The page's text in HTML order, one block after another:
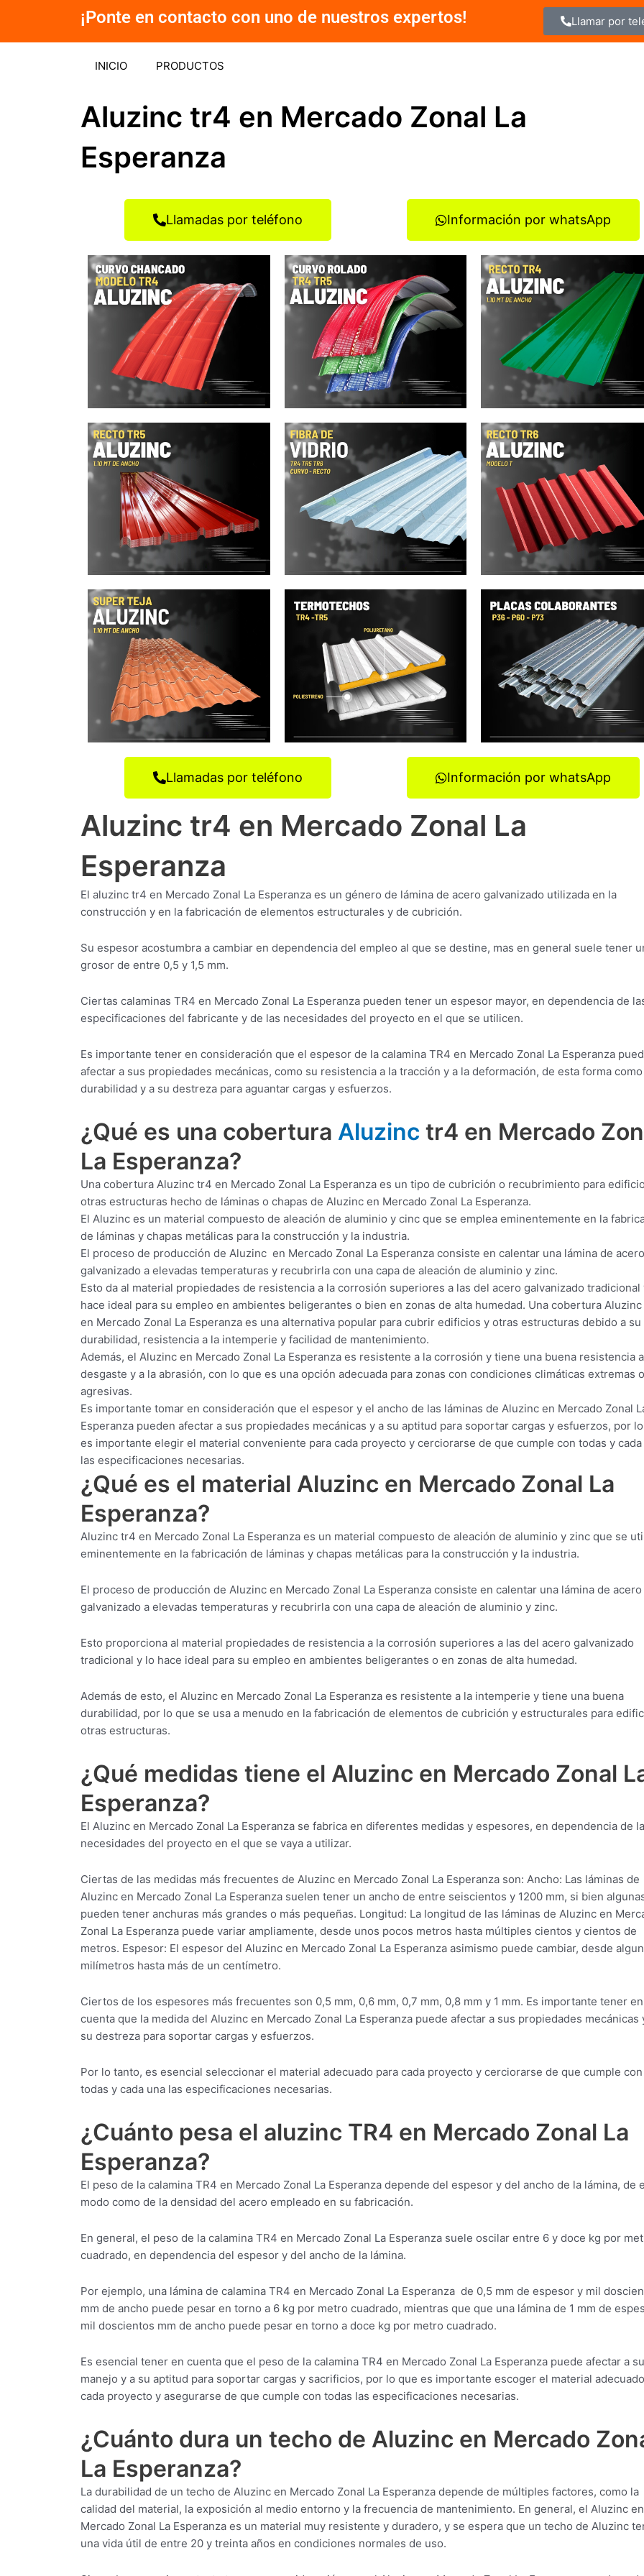
contenido
¡Ponte en contacto con uno de nuestros expertos! Llamar por
INICIO PRODUCTOS
Aluzinc tr4 en Mercado Zonal La
Esperanza
Llamadas por teléfono Información por whatsApp
Llamadas por teléfono Información por whatsApp
Aluzinc tr4 en Mercado Zonal La
Esperanza
El aluzinc tr4 en Mercado Zonal La Esperanza es un género de lámina de acero galvanizado utilizada en la
construcción y en la fabricación de elementos estructurales y de cubrición.
Su espesor acostumbra a cambiar en dependencia del empleo al que se destine, mas en general suele tener
grosor de entre 0,5 y 1,5 mm.
Ciertas calaminas TR4 en Mercado Zonal La Esperanza pueden tener un espesor mayor, en dependencia de
especificaciones del fabricante y de las necesidades del proyecto en el que se utilicen.
Es importante tener en consideración que el espesor de la calamina TR4 en Mercado Zonal La Esperanza
afectar a sus propiedades mecánicas, como su resistencia a la tracción y a la deformación, de esta forma
durabilidad y a su destreza para aguantar cargas y esfuerzos.
¿Qué es una cobertura Aluzinc tr4 en Mercado
La Esperanza?
Una cobertura Aluzinc tr4 en Mercado Zonal La Esperanza es un tipo de cubrición o recubrimiento para
otras estructuras hecho de láminas o chapas de Aluzinc en Mercado Zonal La Esperanza.
El Aluzinc es un material compuesto de aleación de aluminio y cinc que se emplea eminentemente en la
de láminas y chapas metálicas para la construcción y la industria.
El proceso de producción de Aluzinc en Mercado Zonal La Esperanza consiste en calentar una lámina de acero
galvanizado a elevadas temperaturas y recubrirla con una capa de aleación de aluminio y zinc.
Esto da al material propiedades de resistencia a la corrosión superiores a las del acero galvanizado tradicional
hace ideal para su empleo en ambientes beligerantes o bien en zonas de alta humedad. Una cobertura
en Mercado Zonal La Esperanza es una alternativa popular para cubrir edificios y otras estructuras debido a su
durabilidad, resistencia a la intemperie y facilidad de mantenimiento.
Además, el Aluzinc en Mercado Zonal La Esperanza es resistente a la corrosión y tiene una buena resistencia
desgaste y a la abrasión, con lo que es una opción adecuada para zonas con condiciones climáticas extremas
agresivas.
Es importante tomar en consideración que el espesor y el ancho de las láminas de Aluzinc en Mercado Zonal
Esperanza pueden afectar a sus propiedades mecánicas y a su aptitud para soportar cargas y esfuerzos, por
es importante elegir el material conveniente para cada proyecto y cerciorarse de que cumple con todas y cada
las especificaciones necesarias.
¿Qué es el material Aluzinc en Mercado Zonal La
Esperanza?
Aluzinc tr4 en Mercado Zonal La Esperanza es un material compuesto de aleación de aluminio y zinc que se
eminentemente en la fabricación de láminas y chapas metálicas para la construcción y la industria.
El proceso de producción de Aluzinc en Mercado Zonal La Esperanza consiste en calentar una lámina de acero
galvanizado a elevadas temperaturas y recubrirla con una capa de aleación de aluminio y zinc.
Esto proporciona al material propiedades de resistencia a la corrosión superiores a las del acero galvanizado
tradicional y lo hace ideal para su empleo en ambientes beligerantes o en zonas de alta humedad.
Además de esto, el Aluzinc en Mercado Zonal La Esperanza es resistente a la intemperie y tiene una buena
durabilidad, por lo que se usa a menudo en la fabricación de elementos de cubrición y estructurales para
otras estructuras.
¿Qué medidas tiene el Aluzinc en Mercado Zonal
Esperanza?
El Aluzinc en Mercado Zonal La Esperanza se fabrica en diferentes medidas y espesores, en dependencia de
necesidades del proyecto en el que se vaya a utilizar.
Ciertas de las medidas más frecuentes de Aluzinc en Mercado Zonal La Esperanza son: Ancho: Las láminas de
Aluzinc en Mercado Zonal La Esperanza suelen tener un ancho de entre seiscientos y 1200 mm, si bien
pueden tener anchuras más grandes o más pequeñas. Longitud: La longitud de las láminas de Aluzinc en
Zonal La Esperanza puede variar ampliamente, desde unos pocos metros hasta múltiples cientos y cientos de
metros. Espesor: El espesor del Aluzinc en Mercado Zonal La Esperanza asimismo puede cambiar, desde
milímetros hasta más de un centímetro.
Ciertos de los espesores más frecuentes son 0,5 mm, 0,6 mm, 0,7 mm, 0,8 mm y 1 mm. Es importante tener en
cuenta que la medida del Aluzinc en Mercado Zonal La Esperanza puede afectar a sus propiedades mecánicas
su destreza para soportar cargas y esfuerzos.
Por lo tanto, es esencial seleccionar el material adecuado para cada proyecto y cerciorarse de que cumple con
todas y cada una las especificaciones necesarias.
¿Cuánto pesa el aluzinc TR4 en Mercado Zonal La
Esperanza?
El peso de la calamina TR4 en Mercado Zonal La Esperanza depende del espesor y del ancho de la lámina, de
modo como de la densidad del acero empleado en su fabricación.
En general, el peso de la calamina TR4 en Mercado Zonal La Esperanza suele oscilar entre 6 y doce kg por
cuadrado, en dependencia del espesor y del ancho de la lámina.
Por ejemplo, una lámina de calamina TR4 en Mercado Zonal La Esperanza de 0,5 mm de espesor y mil
mm de ancho puede pesar en torno a 6 kg por metro cuadrado, mientras que que una lámina de 1 mm de
mil doscientos mm de ancho puede pesar en torno a doce kg por metro cuadrado.
Es esencial tener en cuenta que el peso de la calamina TR4 en Mercado Zonal La Esperanza puede afectar a su
manejo y a su aptitud para soportar cargas y sacrificios, por lo que es importante escoger el material
cada proyecto y asegurarse de que cumple con todas las especificaciones necesarias.
¿Cuánto dura un techo de Aluzinc en Mercado
La Esperanza?
La durabilidad de un techo de Aluzinc en Mercado Zonal La Esperanza depende de múltiples factores, como la
calidad del material, la exposición al medio entorno y la frecuencia de mantenimiento. En general, el Aluzinc en
Mercado Zonal La Esperanza es un material muy resistente y duradero, y se espera que un techo de Aluzinc
una vida útil de entre 20 y treinta años en condiciones normales de uso.